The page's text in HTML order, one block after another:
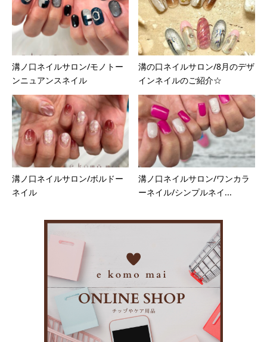
溝ノ口ネイルサロン/モノトー
ンニュアンスネイル
溝の口ネイルサロン/8月のデザ
インネイルのご紹介☆
溝ノ口ネイルサロン/ボルドー
ネイル
溝ノ口ネイルサロン/ワンカラ
ーネイル/シンプルネイ...